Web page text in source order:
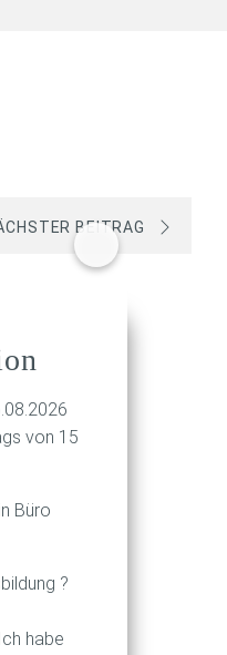
BEITRAG
von 15
Büro
?
habe